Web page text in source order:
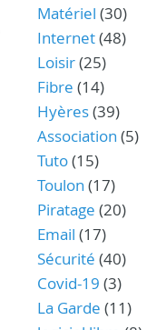
Matériel (30)
Internet(48)
Loisir(25)
Fibre (14)
Hyères(39)
Association (5)
Tuto(15)
Toulon (17)
Piratage (20)
Email (17)
Sécurité (40)
Covid-19 (3)
La Garde (11)